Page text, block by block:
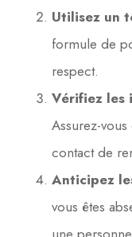
Utilisez un
formule de
respect.
Vérifiez les
Assurez-
contact de
Anticipez
vous êtes